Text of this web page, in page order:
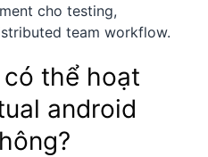
cho testing,
team workflow.
có thể hoạt
android